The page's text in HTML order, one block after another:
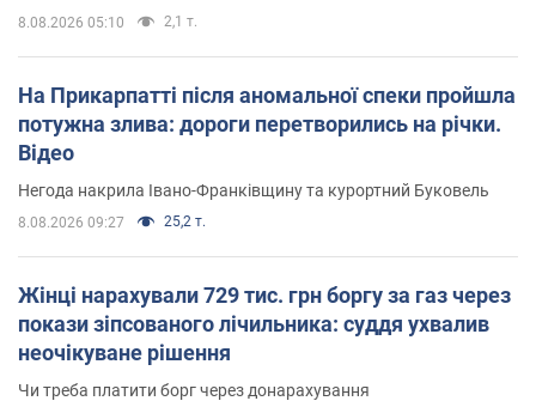
8.08.2026 05:10 2,1 т.
На Прикарпатті після аномальної спеки пройшла
потужна злива: дороги перетворились на річки.
Відео
Негода накрила Івано-Франківщину та курортний Буковель
8.08.2026 09:27 25,2 т.
Жінці нарахували 729 тис. грн боргу за газ через
покази зіпсованого лічильника: суддя ухвалив
неочікуване рішення
Чи треба платити борг через донарахування